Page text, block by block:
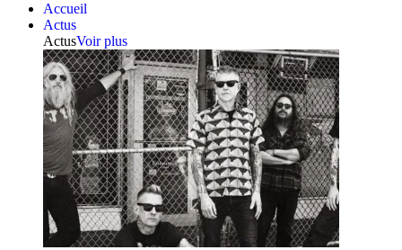
Accueil
Actus
ActusVoir plus